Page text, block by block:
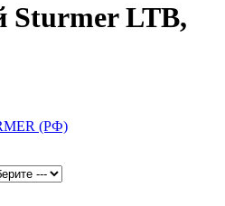
Sturmer LTB,
(РФ)